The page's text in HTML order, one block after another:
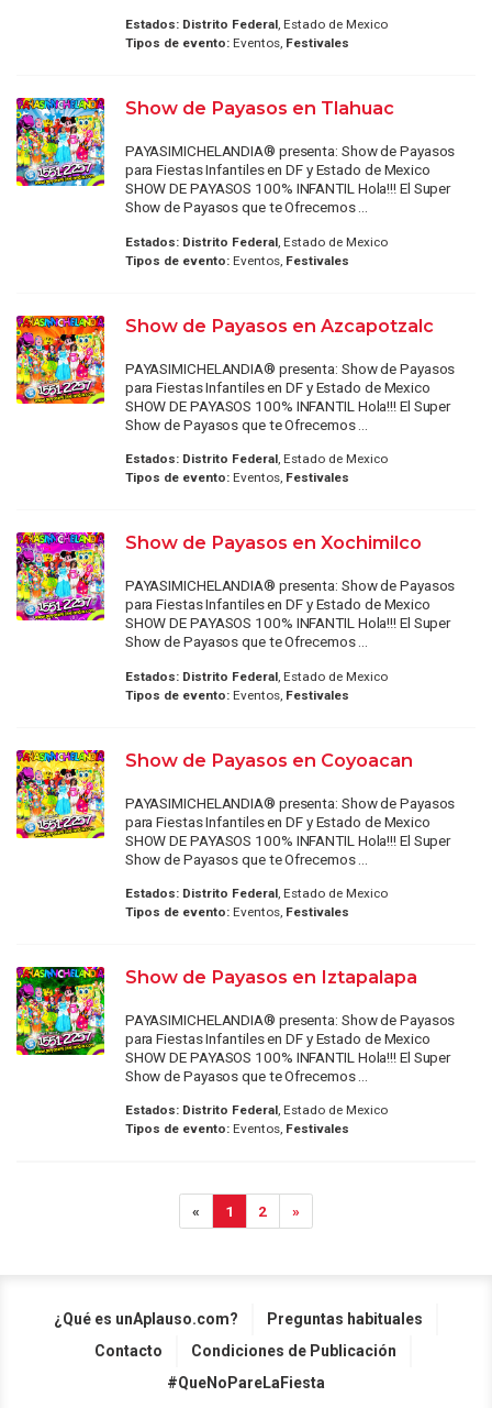
Estados: Distrito Federal, Estado de Mexico
Tipos de evento:Eventos, Festivales
Show de Payasos en Tlahuac
PAYASIMICHELANDIA® presenta: Show de Payasos
para Fiestas Infantiles en DF y Estado de Mexico
SHOW DE PAYASOS 100% INFANTIL Hola!!! El Super
Show de Payasos que te Ofrecemos ...
Estados: Distrito Federal, Estado de Mexico
Tipos de evento:Eventos, Festivales
Show de Payasos en Azcapotzalc
PAYASIMICHELANDIA® presenta: Show de Payasos
para Fiestas Infantiles en DF y Estado de Mexico
SHOW DE PAYASOS 100% INFANTIL Hola!!! El Super
Show de Payasos que te Ofrecemos ...
Estados: Distrito Federal, Estado de Mexico
Tipos de evento:Eventos, Festivales
Show de Payasos en Xochimilco
PAYASIMICHELANDIA® presenta: Show de Payasos
para Fiestas Infantiles en DF y Estado de Mexico
SHOW DE PAYASOS 100% INFANTIL Hola!!! El Super
Show de Payasos que te Ofrecemos ...
Estados: Distrito Federal, Estado de Mexico
Tipos de evento:Eventos, Festivales
Show de Payasos en Coyoacan
PAYASIMICHELANDIA® presenta: Show de Payasos
para Fiestas Infantiles en DF y Estado de Mexico
SHOW DE PAYASOS 100% INFANTIL Hola!!! El Super
Show de Payasos que te Ofrecemos ...
Estados: Distrito Federal, Estado de Mexico
Tipos de evento:Eventos, Festivales
Show de Payasos en Iztapalapa
PAYASIMICHELANDIA® presenta: Show de Payasos
para Fiestas Infantiles en DF y Estado de Mexico
SHOW DE PAYASOS 100% INFANTIL Hola!!! El Super
Show de Payasos que te Ofrecemos ...
Estados: Distrito Federal, Estado de Mexico
Tipos de evento:Eventos, Festivales
« 1 2 »
¿Qué es unAplauso.com?
Preguntas habituales
Contacto
Condiciones de Publicación
#QueNoPareLaFiesta